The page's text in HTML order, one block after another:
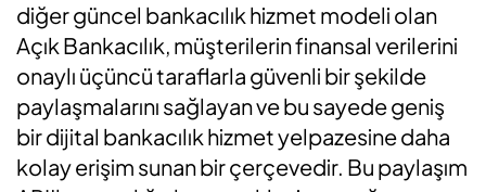
diğer güncel bankacılık hizmet modeli olan
Açık Bankacılık, müşterilerin finansal verilerini
onaylı üçüncü taraflarla güvenli bir şekilde
paylaşmalarını sağlayan ve bu sayede geniş
bir dijital bankacılık hizmet yelpazesine daha
kolay erişim sunan bir çerçevedir. Bu paylaşım